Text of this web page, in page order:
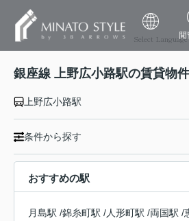
Select Language
銀座線 上野広小路駅の賃貸物
上野広小路駅
条件から探す
おすすめの駅
月島駅 /錦糸町駅 /人形町駅 /両国駅 /